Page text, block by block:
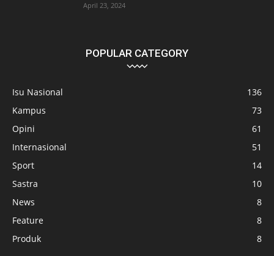
April 23, 2024
POPULAR CATEGORY
Isu Nasional
136
Kampus
73
Opini
61
Internasional
51
Sport
14
Sastra
10
News
8
Feature
8
Produk
8